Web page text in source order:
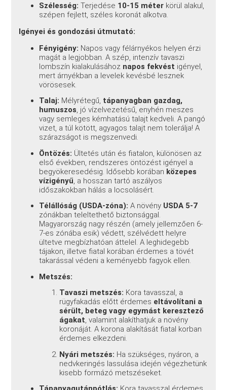
Szélesség: Terjedése 10-15 méter körül alakul,
szépen fejlett, széles koronát alkotva.
Igényei és gondozási útmutató:
Fényigény: Napos vagy félárnyékos helyen érzi
magát a legjobban. A szép, intenzív tavaszi
lombszín kialakulásához napos fekvést igényel,
mert árnyékban a levelek kevésbé lesznek
vörösesek.
Talaj: Mélyrétegű, tápanyagban gazdag,
humuszos, jó vízelvezetésű, enyhén meszes
vagy semleges kémhatású talajt kedveli. A pangó
vizet, a túl kötött, agyagos talajt nem tolerálja! A
szárazságot is megszenvedi.
Öntözés: Ültetés után és fiatalon, különösen az
első években, rendszeres öntözést igényel a
begyökeresedésig. Idősebb korában közepes
vízigényű, a hosszan tartó aszályos
időszakokban hálás a locsolásért.
Télállóság (USDA-zóna): A növény USDA 5-7
zónákban teleltethető biztonsággal.
Magyarország nagy részén (amely jellemzően 6-
7-es zónába esik) védett, szélvédett helyre
ültetve megbízhatóan áttelel. A leghidegebb
tájakon, illetve fiatal korában érdemes a tövét
takarással védeni a keményebb fagyok ellen.
Metszés:
Tavaszi metszés: Kora tavasszal, a
rügyfakadás előtt érdemes eltávolítani a
sérült, beteg vagy egymást keresztező
ágakat, valamint alakíthatjuk a növény
koronáját. A korona alakítását fiatal korban
érdemes elkezdeni.
Nyári metszés: Ha szükséges, nyáron, a
nedvkeringés lassulása idején végezhetünk
kisebb formázó metszéseket.